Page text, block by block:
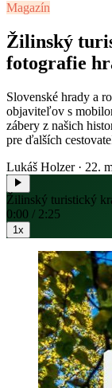
Magazín
Žilinský
fotografie
Slovenské hrady a
objaviteľov s
zábery z našich
pre ďalších
Lukáš Holzer · 22.
Žilinský turistický
0:00 / 2:25
1x